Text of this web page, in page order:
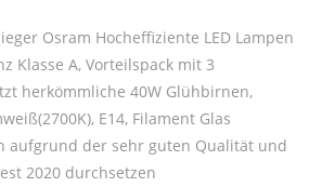
Osram Hocheffiziente LED Lampen
Klasse A, Vorteilspack mit 3
herkömmliche 40W Glühbirnen,
E14, Filament Glas
aufgrund der sehr guten Qualität und
2020 durchsetzen